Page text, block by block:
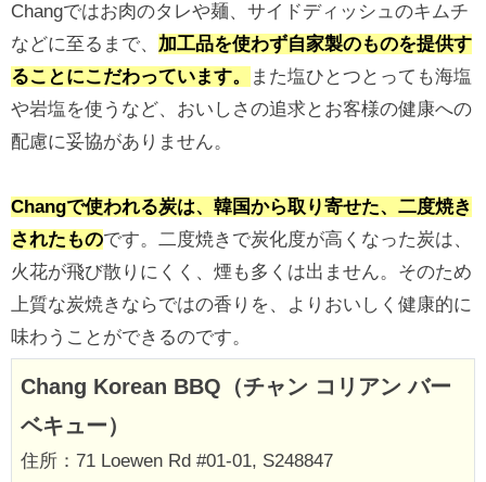
Changではお肉のタレや麺、サイドディッシュのキムチ
などに至るまで、 加工品を使わず自家製のものを提供す
ることにこだわっています。
また塩ひとつとっても海塩
や岩塩を使うなど、おいしさの追求とお客様の健康への
配慮に妥協がありません。
Changで使われる炭は、韓国から取り寄せた、二度焼き
されたものです。二度焼きで炭化度が高くなった炭は、
火花が飛び散りにくく、煙も多くは出ません。そのため
上質な炭焼きならではの香りを、よりおいしく健康的に
味わうことができるのです。
Chang Korean BBQ（チャン コリアン バー
ベキュー）
住所：71 Loewen Rd #01-01, S248847